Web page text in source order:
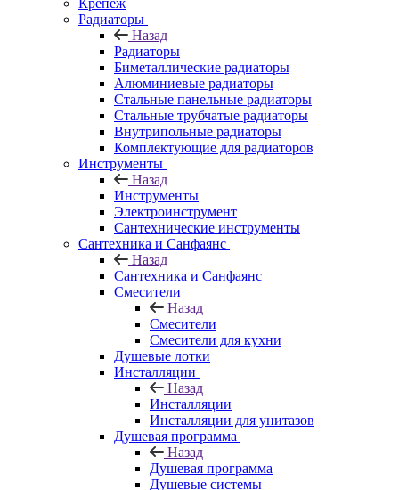
Крепеж
Радиаторы
Назад
Радиаторы
Биметаллические радиаторы
Алюминиевые радиаторы
Стальные панельные радиаторы
Стальные трубчатые радиаторы
Внутрипольные радиаторы
Комплектующие для радиаторов
Инструменты
Назад
Инструменты
Электроинструмент
Сантехнические инструменты
Сантехника и Санфаянс
Назад
Сантехника и Санфаянс
Смесители
Назад
Смесители
Смесители для кухни
Душевые лотки
Инсталляции
Назад
Инсталляции
Инсталляции для унитазов
Душевая программа
Назад
Душевая программа
Душевые системы